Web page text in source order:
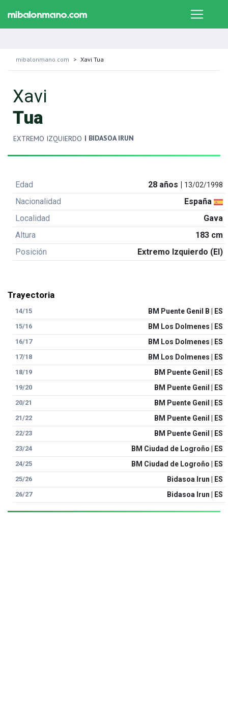
mibalonmano.com Xavi Tua
Xavi
Tua
EXTREMO IZQUIERDO | BIDASOA IRUN
Edad 28 años | 13/02/1998
Nacionalidad
España
Localidad
Gava
Altura
183 cm
Posición
Extremo Izquierdo (EI)
Trayectoria
14/15 BM Puente Genil B | ES
15/16 BM Los Dolmenes | ES
16/17 BM Los Dolmenes | ES
17/18 BM Los Dolmenes | ES
18/19 BM Puente Genil | ES
19/20 BM Puente Genil | ES
20/21 BM Puente Genil | ES
21/22 BM Puente Genil | ES
22/23 BM Puente Genil | ES
23/24 BM Ciudad de Logroño | ES
24/25 BM Ciudad de Logroño | ES
25/26 Bidasoa Irun | ES
26/27 Bidasoa Irun | ES